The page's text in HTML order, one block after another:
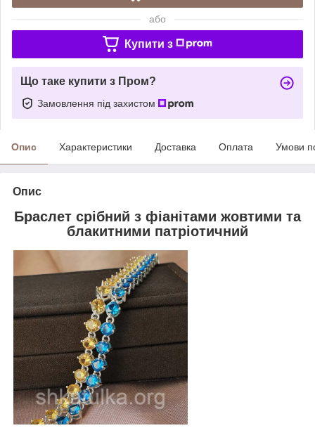
або
Купити з
Що таке купити з Пром?
Замовлення під захистом
Опис Характеристики Доставка Оплата Умови
Опис
Браслет срібний з фіанітами жовтими та
блакитними патріотичний